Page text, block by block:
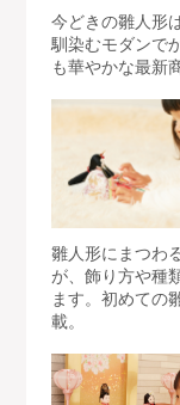
今どきの雛人形
馴染むモダンで
も華やかな最新
雛人形にまつわ
が、飾り方や種
ます。初めての
載。